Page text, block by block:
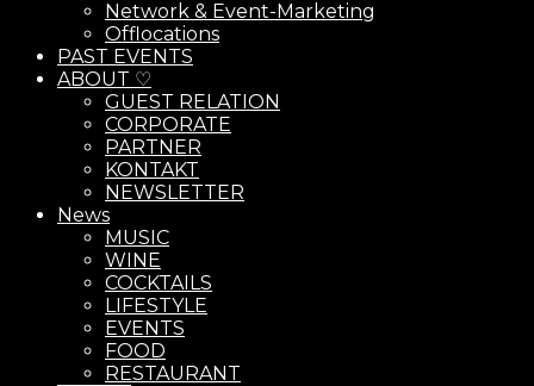
Network & Event-Marketing
Offlocations
PAST EVENTS
ABOUT ♡
GUEST RELATION
CORPORATE
PARTNER
KONTAKT
NEWSLETTER
News
MUSIC
WINE
COCKTAILS
LIFESTYLE
EVENTS
FOOD
RESTAURANT